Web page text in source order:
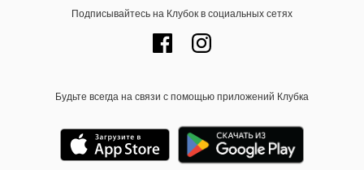
Подписывайтесь на Клубок в социальных сетях
Будьте всегда на связи с помощью приложений Клубка